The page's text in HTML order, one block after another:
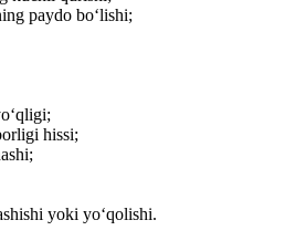
paydo bo‘lishi;
hissi;
yoki yo‘qolishi.